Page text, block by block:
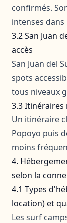
confirmés.
intenses
3.2 San Juan
accès
San Juan del
spots
tous niveaux
3.3 Itinéraires
Un itinéraire
Popoyo puis
moins
4.
selon la
4.1 Types
location) et
Les surf